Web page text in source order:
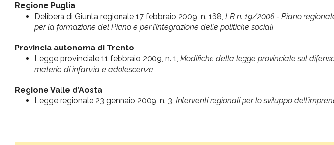
Regione Puglia
Delibera di Giunta regionale 17 febbraio 2009, n. 168, LR n. 19/2006 - Piano
per la formazione del Piano e per l’integrazione delle politiche sociali
Provincia autonoma di Trento
Legge provinciale 11 febbraio 2009, n. 1, Modifiche della legge provinciale sul
materia di infanzia e adolescenza
Regione Valle d’Aosta
Legge regionale 23 gennaio 2009, n. 3, Interventi regionali per lo sviluppo